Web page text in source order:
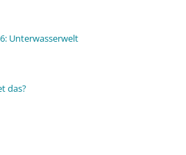
Unterwasserwelt
das?